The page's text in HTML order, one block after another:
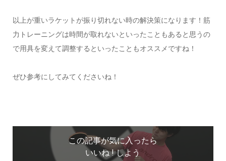
以上が重いラケットが振り切れない時の解決策になります！筋
力トレーニングは時間が取れないといったこともあると思うの
で用具を変えて調整するといったこともオススメですね！
ぜひ参考にしてみてくださいね！
この記事が気に入ったら
いいね ! しよう